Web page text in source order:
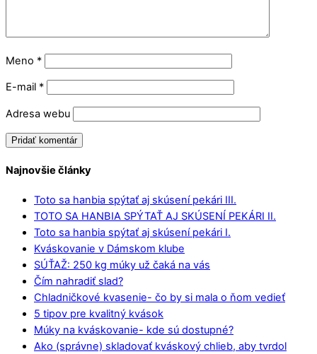
Meno *
E-mail *
Adresa webu
Najnovšie články
Toto sa hanbia spýtať aj skúsení pekári III.
TOTO SA HANBIA SPÝTAŤ AJ SKÚSENÍ PEKÁRI II.
Toto sa hanbia spýtať aj skúsení pekári I.
Kváskovanie v Dámskom klube
SÚŤAŽ: 250 kg múky už čaká na vás
Čím nahradiť slad?
Chladničkové kvasenie- čo by si mala o ňom vedieť
5 tipov pre kvalitný kvások
Múky na kváskovanie- kde sú dostupné?
Ako (správne) skladovať kváskový chlieb, aby tvrdol